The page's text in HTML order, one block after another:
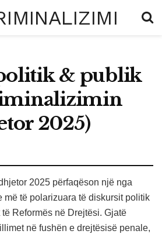
& publik
2025)
2025 përfaqëson një nga
më të polarizuara të diskursit politik
Reformës në Drejtësi. Gjatë
në fushën e drejtësisë penale,